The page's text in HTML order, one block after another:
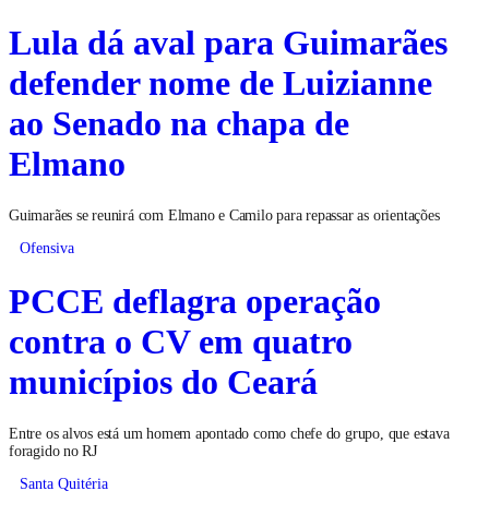
Lula dá aval para Guimarães
defender nome de Luizianne
ao Senado na chapa de
Elmano
Guimarães se reunirá com Elmano e Camilo para repassar as orientações
Ofensiva
PCCE deflagra operação
contra o CV em quatro
municípios do Ceará
Entre os alvos está um homem apontado como chefe do grupo, que estava
foragido no RJ
Santa Quitéria